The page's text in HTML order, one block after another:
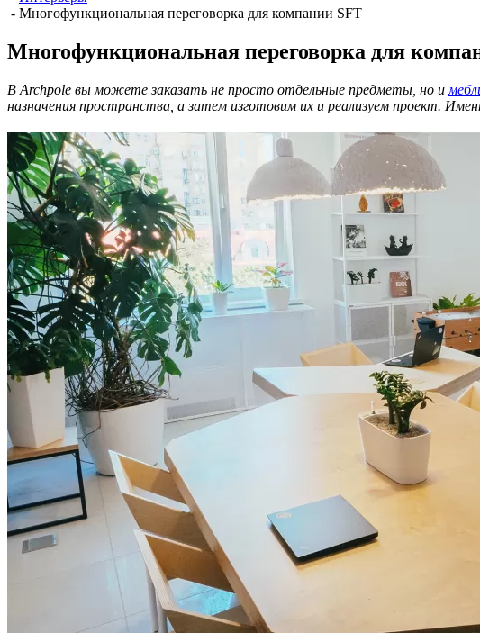
- Многофункциональная переговорка для компании SFT
Многофункциональная переговорка для
В Archpole вы можете заказать не просто отдельные предметы, но и
назначения пространства, а затем изготовим их и реализуем проект.